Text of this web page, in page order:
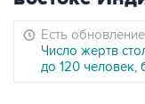
Есть
Число жертв
до 120 человек,